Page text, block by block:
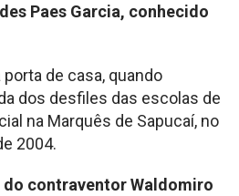
Paes Garcia, conhecido
de casa, quando
dos desfiles das escolas de
na Marquês de Sapucaí, no
2004.
contraventor Waldomiro